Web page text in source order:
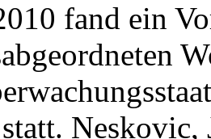
fand ein